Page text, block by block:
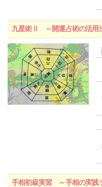
九星術Ⅱ ～開運占術の活用
手相初級実習 ～手相の実践